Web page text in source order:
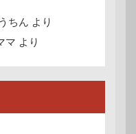
ちん より
マ より